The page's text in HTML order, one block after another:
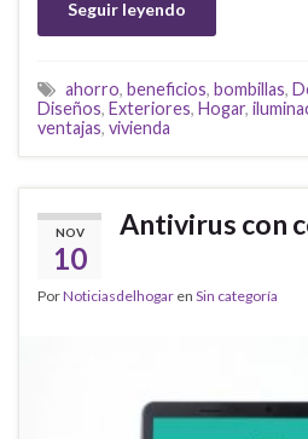
Seguir leyendo
ahorro, beneficios, bombillas,
Diseños, Exteriores, Hogar,
ventajas, vivienda
NOV
10
Antivirus con
PorNoticiasdelhogar en Sin categoría